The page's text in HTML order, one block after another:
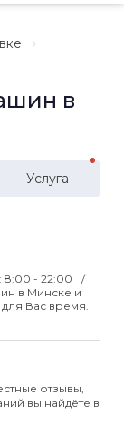
в
Услуга
8:00 - 22:00
в Минске и
Вас время.
отзывы,
вы найдёте в